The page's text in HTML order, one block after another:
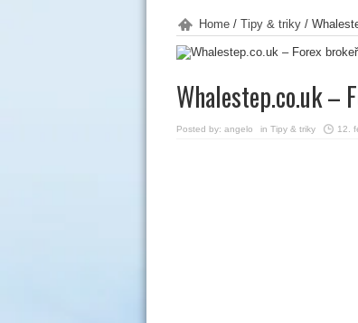
Home/ Tipy & triky/
Whalestep.co.uk –
Posted by: angelo in Tipy & triky 12.